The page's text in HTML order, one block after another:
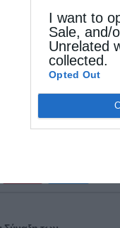
I want to
Sale, and/
Unrelated
collected.
Opted Out
Alzheimer